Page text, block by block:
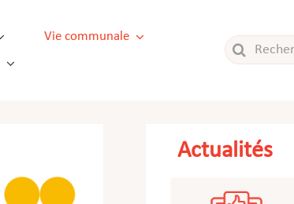
Vie communale
Rechercher:
Actualités